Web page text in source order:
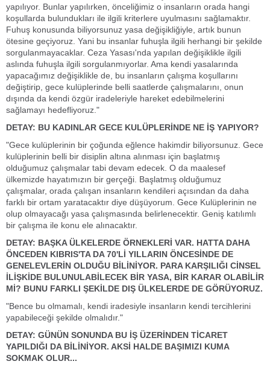
yapılıyor. Bunlar yapılırken, önceliğimiz o insanların orada hangi
koşullarda bulundukları ile ilgili kriterlere uyulmasını sağlamaktır.
Fuhuş konusunda biliyorsunuz yasa değişikliğiyle, artık bunun
ötesine geçiyoruz. Yani bu insanlar fuhuşla ilgili herhangi bir şekilde
sorgulanmayacaklar. Ceza Yasası'nda yapılan değişiklikle ilgili
aslında fuhuşla ilgili sorgulanmıyorlar. Ama kendi yasalarında
yapacağımız değişiklikle de, bu insanların çalışma koşullarını
değiştirip, gece kulüplerinde belli saatlerde çalışmalarını, onun
dışında da kendi özgür iradeleriyle hareket edebilmelerini
sağlamayı hedefliyoruz."
DETAY: BU KADINLAR GECE KULÜPLERİNDE NE İŞ YAPIYOR?
"Gece kulüplerinin bir çoğunda eğlence hakimdir biliyorsunuz. Gece
kulüplerinin belli bir disiplin altına alınması için başlatmış
olduğumuz çalışmalar tabi devam edecek. O da maalesef
ülkemizde hayatımızın bir gerçeği. Başlatmış olduğumuz
çalışmalar, orada çalışan insanların kendileri açısından da daha
farklı bir ortam yaratacaktır diye düşüyorum. Gece Kulüplerinin ne
olup olmayacağı yasa çalışmasında belirlenecektir. Geniş katılımlı
bir çalışma ile konu ele alınacaktır.
DETAY: BAŞKA ÜLKELERDE ÖRNEKLERİ VAR. HATTA DAHA
ÖNCEDEN KIBRIS'TA DA 70'Lİ YILLARIN ÖNCESİNDE DE
GENELEVLERİN OLDUĞU BİLİNİYOR. PARA KARŞILIĞI CİNSEL
İLİŞKİDE BULUNULABİLECEK BİR YASA, BİR KARAR OLABİLİR
Mİ? BUNU FARKLI ŞEKİLDE DIŞ ÜLKELERDE DE GÖRÜYORUZ.
"Bence bu olmamalı, kendi iradesiyle insanların kendi tercihlerini
yapabileceği şekilde olmalıdır."
DETAY: GÜNÜN SONUNDA BU İŞ ÜZERİNDEN TİCARET
YAPILDIĞI DA BİLİNİYOR. AKSİ HALDE BAŞIMIZI KUMA
SOKMAK OLUR...